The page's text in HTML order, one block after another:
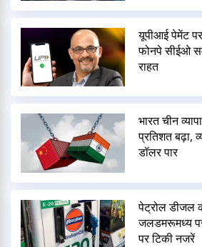
यूपीआई पेमेंट
फोनपे सीईओ
राहत
भारत चीन
प्रतिशत बढ़ा,
डॉलर पार
पेट्रोल डीजल
जलडमरूमध्य
पर टिकी नजरें